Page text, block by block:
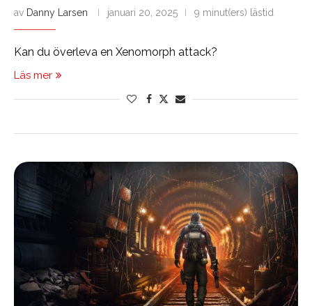
av Danny Larsen januari 20, 2025 9 minut(ers) lästid
Kan du överleva en Xenomorph attack?
Läs mer